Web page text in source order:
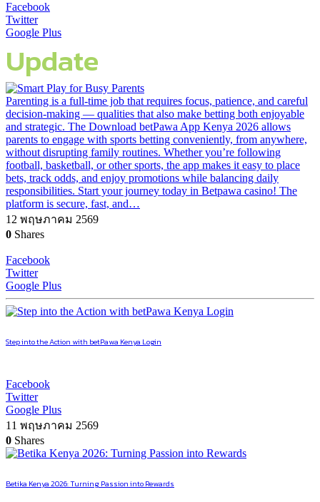
Facebook
Twitter
Google Plus
Update
Parenting is a full-time job that requires focus, patience, and careful
decision-making — qualities that also make betting both enjoyable
and strategic. The Download betPawa App Kenya 2026 allows
parents to engage with sports betting conveniently, from anywhere,
without disrupting family routines. Whether you’re following
football, basketball, or other sports, the app makes it easy to place
bets, track odds, and enjoy promotions while balancing daily
responsibilities. Start your journey today in Betpawa casino! The
platform is secure, fast, and…
12 พฤษภาคม 2569
0 Shares
Facebook
Twitter
Google Plus
Step into the Action with betPawa Kenya Login
Facebook
Twitter
Google Plus
11 พฤษภาคม 2569
0 Shares
Betika Kenya 2026: Turning Passion into Rewards